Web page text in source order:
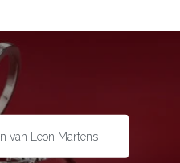
van Leon Martens